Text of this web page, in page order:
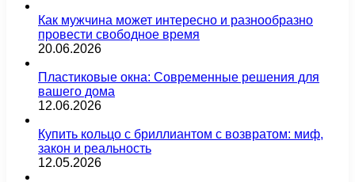
Как мужчина может интересно и разнообразно
провести свободное время
20.06.2026
Пластиковые окна: Современные решения для
вашего дома
12.06.2026
Купить кольцо с бриллиантом с возвратом: миф,
закон и реальность
12.05.2026